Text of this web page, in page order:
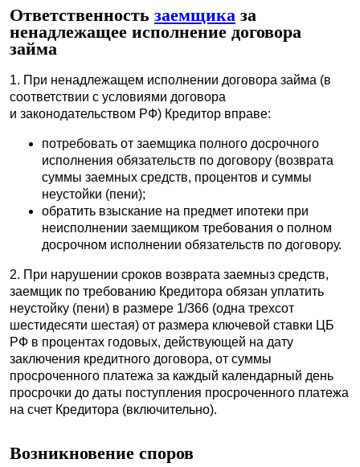
Ответственность заемщика за
ненадлежащее исполнение договора
займа
1. При ненадлежащем исполнении договора займа (в
соответствии с условиями договора
и законодательством РФ) Кредитор вправе:
потребовать от заемщика полного досрочного
исполнения обязательств по договору (возврата
суммы заемных средств, процентов и суммы
неустойки (пени);
обратить взыскание на предмет ипотеки при
неисполнении заемщиком требования о полном
досрочном исполнении обязательств по договору.
2. При нарушении сроков возврата заемныз средств,
заемщик по требованию Кредитора обязан уплатить
неустойку (пени) в размере 1/366 (одна трехсот
шестидесяти шестая) от размера ключевой ставки ЦБ
РФ в процентах годовых, действующей на дату
заключения кредитного договора, от суммы
просроченного платежа за каждый календарный день
просрочки до даты поступления просроченного платежа
на счет Кредитора (включительно).
Возникновение споров